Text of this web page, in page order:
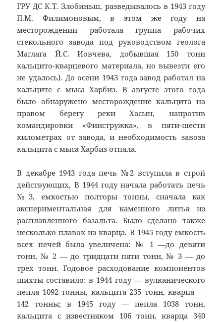
ГРУ ДС К.Т. Злобиньш, разведывалось в 1943 году
П.М. Филимоновым, в этом же году на
месторождении работала группа рабочих
стекольного завода под руководством геолога
Маглага Й.С. Иовчева, добывшая 150 тонн
кальцито-кварцевого материала, но вывезти его
не удалось). До осени 1943 года завод работал на
кальците с мыса Харбиз. В августе этого года
было обнаружено месторождение кальцита на
правом берегу реки Хасын, напротив
командировки «Финстружка», в пяти-шести
километрах от завода, и необходимость завоза
кальцита с мыса Харбиз отпала.
В декабре 1943 года печь №2 вступила в строй
действующих, В 1944 году начала работать печь
№3, емкостью полторы тонны, сначала как
экспериментальная для каменного литья из
расплавленного базальта. Было сделано также
несколько плавок из кварца. В 1945 году емкость
всех печей была увеличена: № 1 —до девяти
тонн, № 2 — до тридцати пяти тонн, № 3 — до
трех тонн. Годовое расходование компонентов
шихты составило: в 1944 году — вулканического
пепла 1092 тонны, кальцита 235 тонн, кварца —
142 тонны; в 1945 году — пепла 1038 тонн,
кальцита с известняком 106 тонн, кварца 340